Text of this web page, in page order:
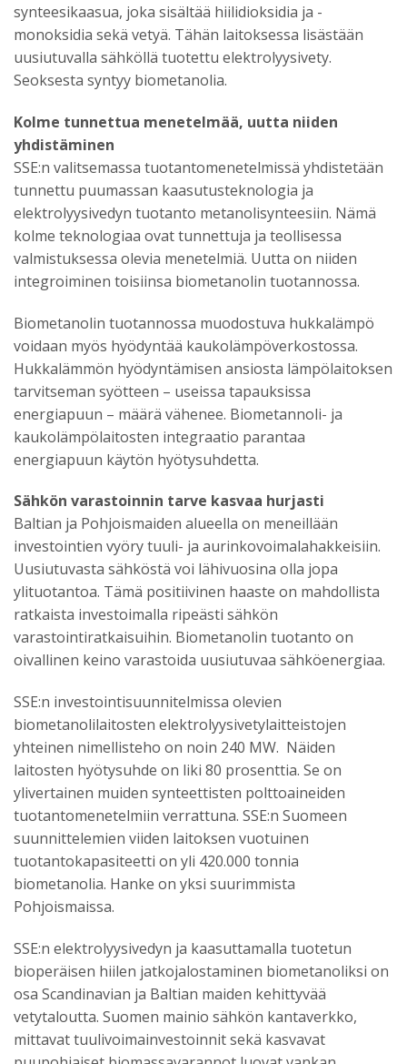
synteesikaasua, joka sisältää hiilidioksidia ja -
monoksidia sekä vetyä. Tähän laitoksessa lisästään
uusiutuvalla sähköllä tuotettu elektrolyysivety.
Seoksesta syntyy biometanolia.
Kolme tunnettua menetelmää, uutta niiden
yhdistäminen
SSE:n valitsemassa tuotantomenetelmissä yhdistetään
tunnettu puumassan kaasutusteknologia ja
elektrolyysivedyn tuotanto metanolisynteesiin. Nämä
kolme teknologiaa ovat tunnettuja ja teollisessa
valmistuksessa olevia menetelmiä. Uutta on niiden
integroiminen toisiinsa biometanolin tuotannossa.
Biometanolin tuotannossa muodostuva hukkalämpö
voidaan myös hyödyntää kaukolämpöverkostossa.
Hukkalämmön hyödyntämisen ansiosta lämpölaitoksen
tarvitseman syötteen – useissa tapauksissa
energiapuun – määrä vähenee. Biometannoli- ja
kaukolämpölaitosten integraatio parantaa
energiapuun käytön hyötysuhdetta.
Sähkön varastoinnin tarve kasvaa hurjasti
Baltian ja Pohjoismaiden alueella on meneillään
investointien vyöry tuuli- ja aurinkovoimalahakkeisiin.
Uusiutuvasta sähköstä voi lähivuosina olla jopa
ylituotantoa. Tämä positiivinen haaste on mahdollista
ratkaista investoimalla ripeästi sähkön
varastointiratkaisuihin. Biometanolin tuotanto on
oivallinen keino varastoida uusiutuvaa sähköenergiaa.
SSE:n investointisuunnitelmissa olevien
biometanolilaitosten elektrolyysivetylaitteistojen
yhteinen nimellisteho on noin 240 MW. Näiden
laitosten hyötysuhde on liki 80 prosenttia. Se on
ylivertainen muiden synteettisten polttoaineiden
tuotantomenetelmiin verrattuna. SSE:n Suomeen
suunnittelemien viiden laitoksen vuotuinen
tuotantokapasiteetti on yli 420.000 tonnia
biometanolia. Hanke on yksi suurimmista
Pohjoismaissa.
SSE:n elektrolyysivedyn ja kaasuttamalla tuotetun
bioperäisen hiilen jatkojalostaminen biometanoliksi on
osa Scandinavian ja Baltian maiden kehittyvää
vetytaloutta. Suomen mainio sähkön kantaverkko,
mittavat tuulivoimainvestoinnit sekä kasvavat